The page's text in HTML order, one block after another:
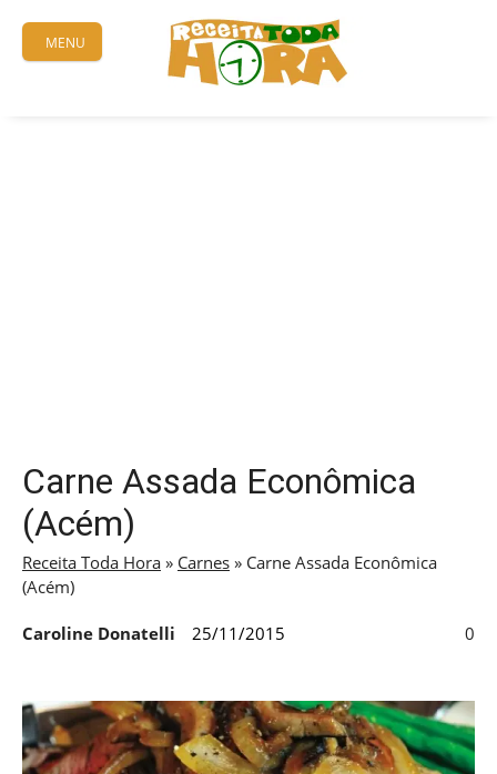
content
MENU
Carne Assada Econômica
(Acém)
Receita Toda Hora » Carnes » Carne Assada Econômica
(Acém)
Caroline Donatelli 25/11/2015 0